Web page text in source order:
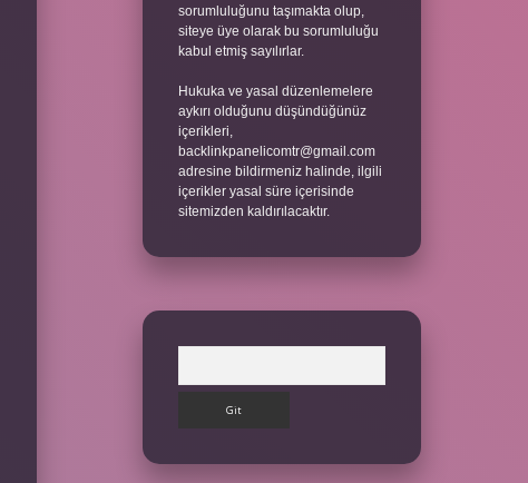
sorumluluğunu taşımakta olup,
siteye üye olarak bu sorumluluğu
kabul etmiş sayılırlar.
Hukuka ve yasal düzenlemelere
aykırı olduğunu düşündüğünüz
içerikleri,
backlinkpanelicomtr@gmail.com
adresine bildirmeniz halinde, ilgili
içerikler yasal süre içerisinde
sitemizden kaldırılacaktır.